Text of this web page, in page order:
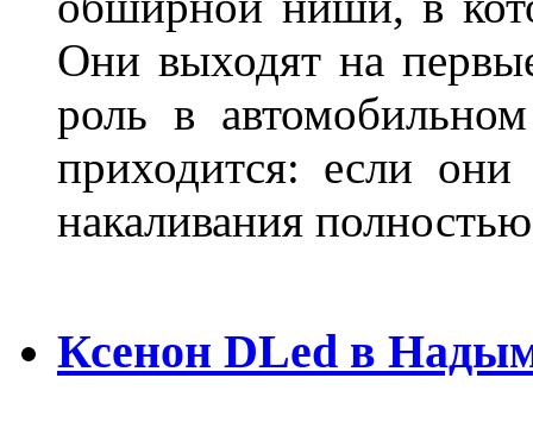
Они выходят на
роль в
приходится: если
накаливания
Ксенон DLed в